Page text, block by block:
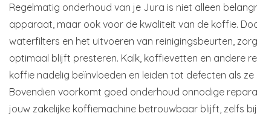
Regelmatig onderhoud van je Jura is niet alleen
apparaat, maar ook voor de kwaliteit van de koffie.
waterfilters en het uitvoeren van reinigingsbeurten,
optimaal blijft presteren. Kalk, koffievetten en andere
koffie nadelig beïnvloeden en leiden tot defecten als
Bovendien voorkomt goed onderhoud onnodige
jouw zakelijke koffiemachine betrouwbaar blijft, zelfs